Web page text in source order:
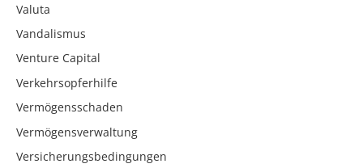
Valuta
Vandalismus
Venture Capital
Verkehrsopferhilfe
Vermögensschaden
Vermögensverwaltung
Versicherungsbedingungen